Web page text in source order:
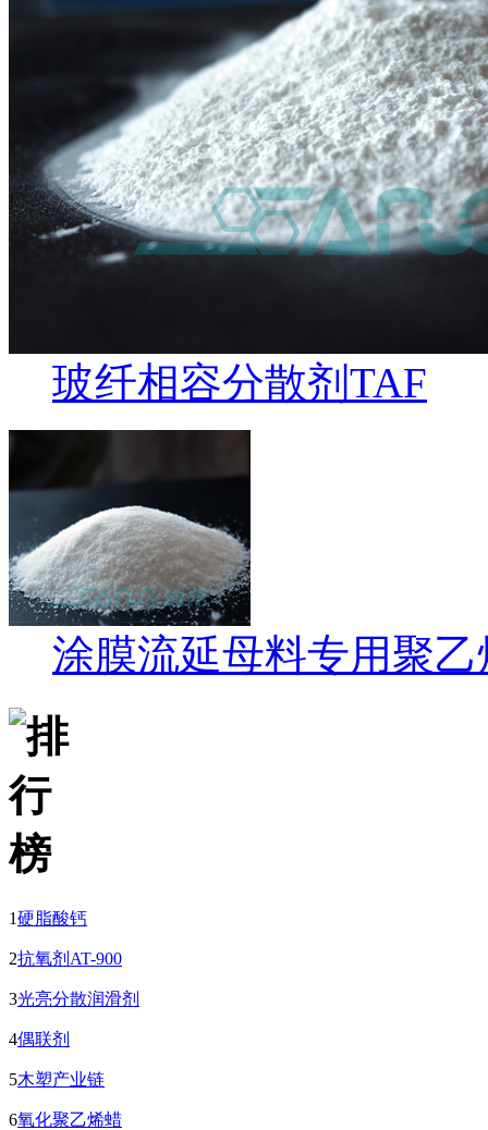
玻纤相容分散剂TAF
涂膜流延母料专用聚乙
1硬脂酸钙
2抗氧剂AT-900
3光亮分散润滑剂
4偶联剂
5木塑产业链
6氧化聚乙烯蜡